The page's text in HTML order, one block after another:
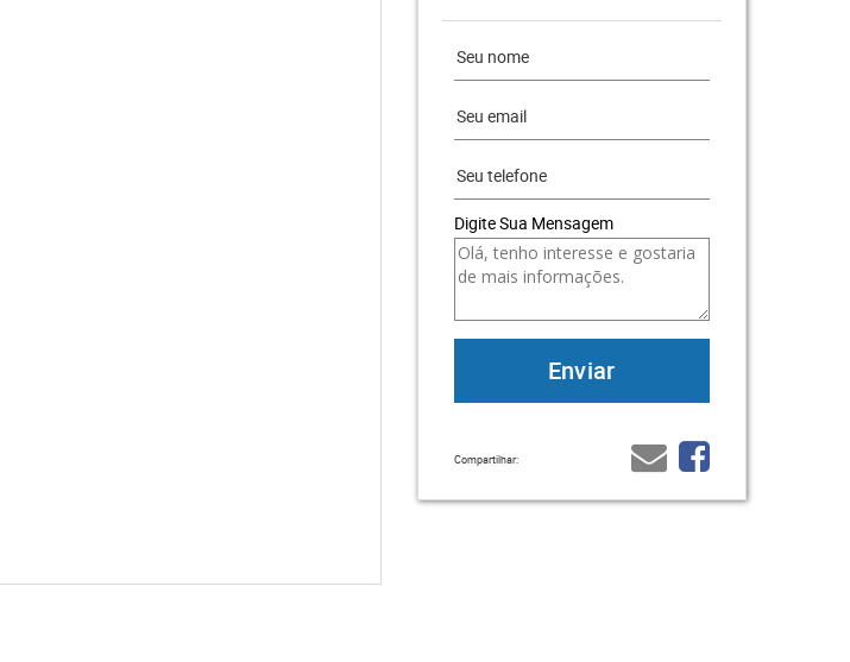
Digite Sua Mensagem
Compartilhar: